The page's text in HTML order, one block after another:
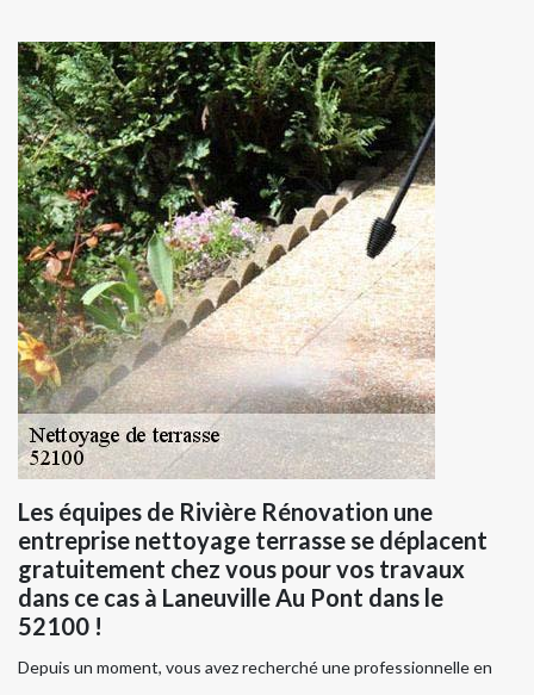
Les équipes de Rivière Rénovation une
entreprise nettoyage terrasse se déplacent
gratuitement chez vous pour vos travaux
dans ce cas à Laneuville Au Pont dans le
52100 !
Depuis un moment, vous avez recherché une professionnelle en